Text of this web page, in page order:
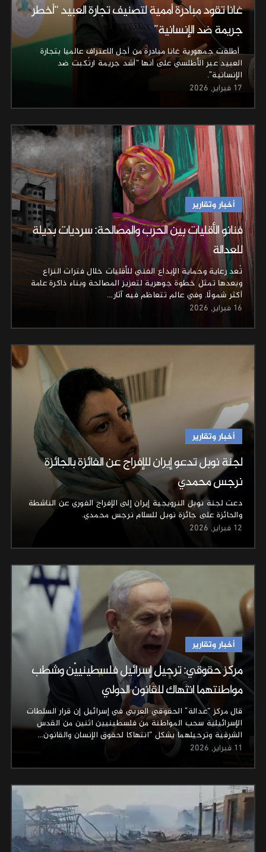
غانا تقود مبادرة أممية لتصنيف تجارة العبيد “أخطر
جريمة ضد الإنسانية”
أطلقت جمهورية غانا مبادرة من أجل الاعتراف عالميا بتجارة
العبيد عبر الأطلسي على أنها “أشد جريمة ارتُكبت ضد
الإنسانية”.
17 فبراير, 2026
أخبار وتقارير
فنانو الأقليات بين الحرب والمصالحة: سرديات بديلة
للعدالة
تُعد رعاية وحماية الإبداع الفني للأقليات خلال فترات النزاع
وبعدها تمثل خطوة جوهرية لتعزيز المصالحة وبناء ذاكرة عامة
أكثر شمولًا. وفي عالم تتعاظم فيه آثار…
16 فبراير, 2026
أخبار وتقارير
لجنة نوبل تدعو إيران للإفراج عن الفائزة بالجائزة
نرجس محمدي
دعت لجنة ⁠نوبل النرويجية إيران إلى الإفراج الفوري عن الناشطة
والحائزة على جائزة نوبل للسلام نرجس ⁠محمدي.
12 فبراير, 2026
أخبار وتقارير
مركز حقوقي: ترحيل إسرائيل فلسطينييْن وشطب
مواطنتهما انتهاك للقانون الدولي
قال مركز “عدالة” الحقوقي العربي في إسرائيل إن قرار السلطات
الإسرائيلية سحب المواطنة من فلسطينيين اثنين من القدس
الشرقية وترحيلهما يشكل “انتهاكا لحقوق الإنسان والقانون…
11 فبراير, 2026